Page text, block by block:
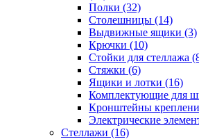
Полки (32)
Столешницы (14)
Выдвижные ящики (3)
Крючки (10)
Стойки для стеллажа
Стяжки (6)
Ящики и лотки (16)
Комплектующие для
Кронштейны
Электрические
Стеллажи (16)